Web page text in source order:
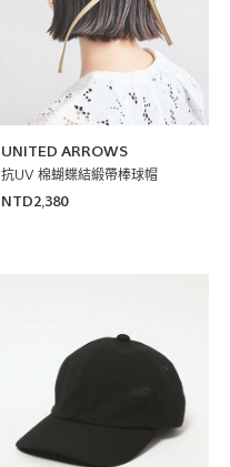
UNITED ARROWS
抗UV 棉蝴蝶結緞帶棒球帽
NTD2,380